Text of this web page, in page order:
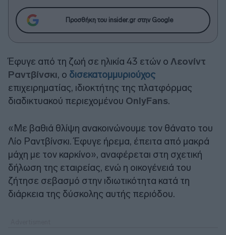
Προσθήκη του insider.gr στην Google
Έφυγε από τη ζωή σε ηλικία 43 ετών ο Λεονίντ
Ραντβίνσκι, ο δισεκατομμυριούχος
επιχειρηματίας, ιδιοκτήτης της πλατφόρμας
διαδικτυακού περιεχομένου OnlyFans.
«Με βαθιά θλίψη ανακοινώνουμε τον θάνατο του
Λίο Ραντβίνσκι. Έφυγε ήρεμα, έπειτα από μακρά
μάχη με τον καρκίνο», αναφέρεται στη σχετική
δήλωση της εταιρείας, ενώ η οικογένειά του
ζήτησε σεβασμό στην ιδιωτικότητα κατά τη
διάρκεια της δύσκολης αυτής περιόδου.